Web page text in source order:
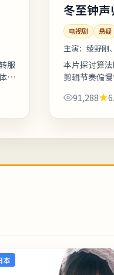
服
生
冬至钟
电视剧 悬疑
主演： 绫野刚
本片探讨算
剪辑节奏偏
亲自观看并形
91,288
本